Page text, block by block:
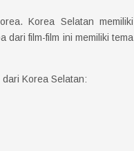
Korea Selatan memiliki
dari film-film ini memiliki tema
Korea Selatan: